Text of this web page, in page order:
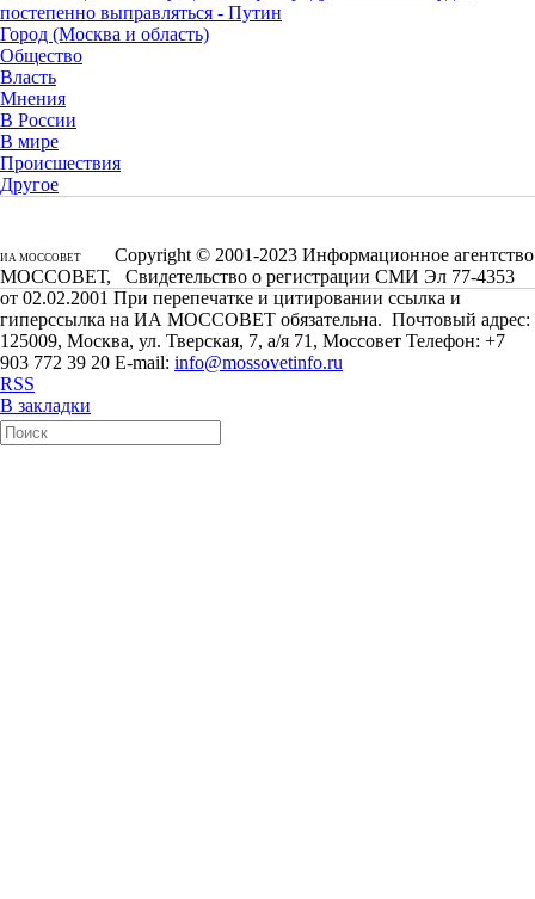
постепенно выправляться - Путин
Город (Москва и область)
Общество
Власть
Мнения
В России
В мире
Происшествия
Другое
ИА МОССОВЕТ
Copyright © 2001-2023 Информационное агентство
МОССОВЕТ, Свидетельство о регистрации СМИ Эл 77-4353
от 02.02.2001 При перепечатке и цитировании ссылка и
гиперссылка на ИА МОССОВЕТ обязательна. Почтовый адрес:
125009, Москва, ул. Тверская, 7, а/я 71, Моссовет Телефон: +7
903 772 39 20 E-mail: info@mossovetinfo.ru
RSS
В закладки